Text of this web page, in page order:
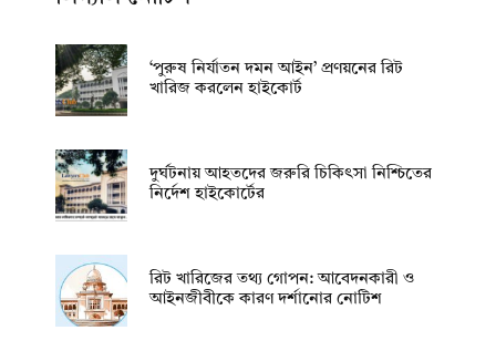
‘পুরুষ নির্যাতন দমন আইন’ প্রণয়নের রিট
খারিজ করলেন হাইকোর্ট
দুর্ঘটনায় আহতদের জরুরি চিকিৎসা নিশ্চিতের
নির্দেশ হাইকোর্টের
রিট খারিজের তথ্য গোপন: আবেদনকারী ও
আইনজীবীকে কারণ দর্শানোর নোটিশ